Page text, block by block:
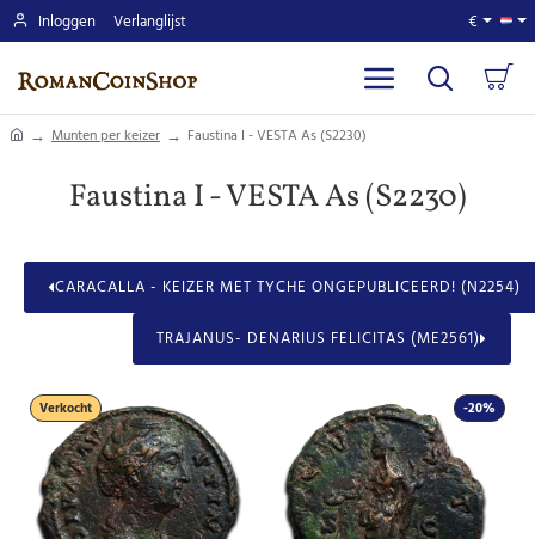
Inloggen Verlanglijst €
homeMunten per keizer Faustina I - VESTA As (S2230)
Faustina I - VESTA As (S2230)
CARACALLA - KEIZER MET TYCHE ONGEPUBLICEERD! (N2254)
TRAJANUS- DENARIUS FELICITAS (ME2561)
-20%
Verkocht